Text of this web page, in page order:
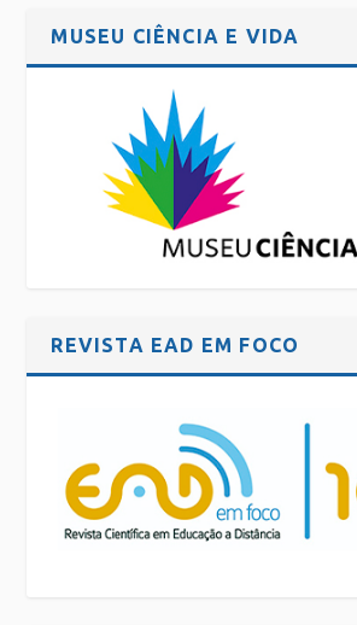
MUSEU CIÊNCIA E VIDA
REVISTA EAD EM FOCO